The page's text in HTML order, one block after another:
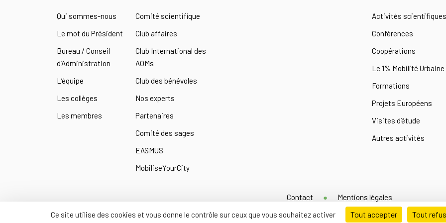
Qui sommes-nous
Le mot du Président
Bureau / Conseil
d’Administration
L’équipe
Les collèges
Les membres
Comité scientifique
Club affaires
Club International des
AOMs
Club des bénévoles
Nos experts
Partenaires
Comité des sages
EASMUS
MobiliseYourCity
Activités scientifiques
Conférences
Coopérations
Le 1% Mobilité Urbaine
Formations
Projets Européens
Visites d’étude
Autres activités
Contact
Mentions légales
Ce site utilise des cookies et vous donne le contrôle sur ceux que vous souhaitez activer
Tout accepter Tout